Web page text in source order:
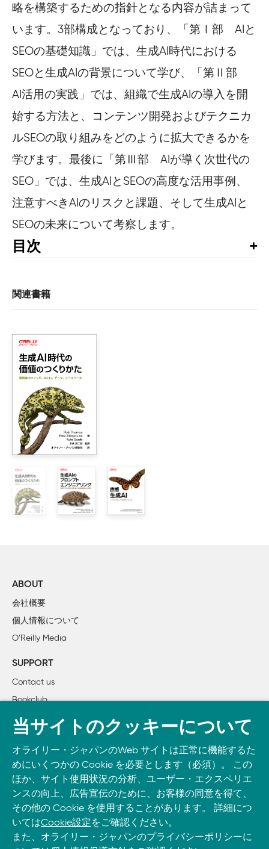
略を構築するための指針となる内容が詰まって
います。3部構成となっており、「第Ⅰ部 AIと
SEOの基礎知識」では、生成AI時代における
SEOと生成AIの背景について学び、「第Ⅱ部
AI活用の実践」では、組織で生成AIの導入を開
始する方法と、コンテンツ開発およびテクニカ
ルSEOの取り組みをどのように拡大できるかを
学びます。最後に「第Ⅲ部 AIが導く次世代の
SEO」では、生成AIとSEOの高度な活用事例、
注意すべきAIのリスクと課題、そして生成AIと
SEOの未来について考察します。
目次
第I部　AIとSEOの基礎知識
1章　生成AI時代のSEO
    1.1　主要な用語
    1.2　なぜSEOが重要なのか？
        1.2.1　高いトラフィックの可能性
        1.2.2　高いコンバージョン率
        1.2.3　高いROI
    1.3　Google アルゴリズム
    1.4　Google が求めるもの
        1.4.2　サイト訪問者に優れたユーザ体験を提供する
        1.4.3　Google のアルゴリズムには限界がある
    1.5　知っておくべき一般的なテクニカルSEOの問題
2章　生成AIの重要な背景
    2.2　生成AI 市場の概要
        2.2.1　AI 開発の年表
2.2.4　プロジェクトに適したプラットフォームの選び
        2.2.5　破壊的技術のインパクト
        2.2.6　生成AI はどのようなレバレッジを提供するのか
    2.3　生成AI の限界
        2.3.1　ツールは実際には何も「知らない」
        2.3.2　著作権に関する懸念
        2.3.3　あからさまなエラーを起こしやすい
        2.3.4　重大な欠落
        2.3.5　クエリの意図が十分に理解されていない
        2.3.6　Claude は古いデータで訓練されている
        2.3.7　不自然な言語表現
関連書籍
ABOUT
会社概要
個人情報について
O’Reilly Media
SUPPORT
Contact us
Bookclub
書籍注文
Take O’Reilly with you and learn anywhere, anytime on your
phone
and tablet.
当サイトのクッキーについて
オライリー・ジャパンのWeb サイトは正常に機能するた
めにいくつかの Cookie を必要とします（必須）。 この
ほか、サイト使用状況の分析、ユーザー・エクスペリエ
ンスの向上、広告宣伝のために、お客様の同意を得て、
その他の Cookie を使用することがあります。 詳細につ
いてはCookie設定をご確認ください。
また、オライリー・ジャパンのプライバシーポリシーに